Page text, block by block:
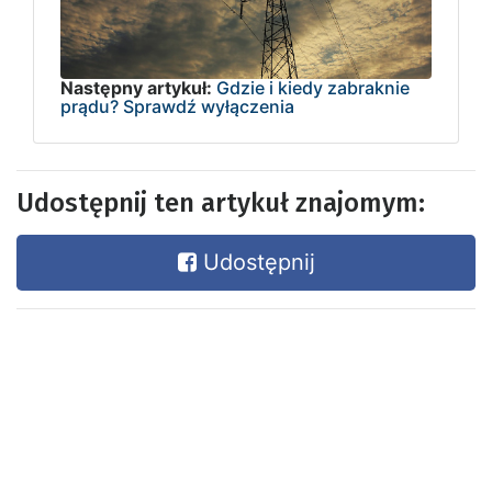
Następny artykuł: Gdzie i kiedy zabraknie
prądu? Sprawdź wyłączenia
Udostępnij ten artykuł znajomym:
Udostępnij